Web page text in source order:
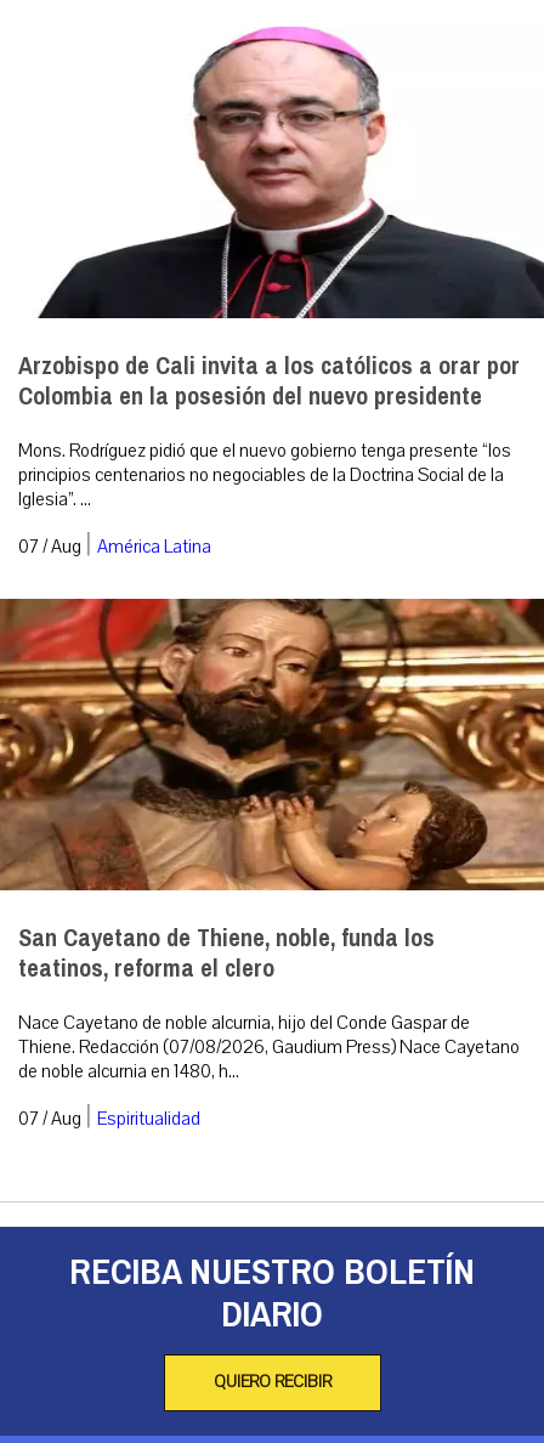
Arzobispo de Cali invita a los católicos a orar por
Colombia en la posesión del nuevo presidente
Mons. Rodríguez pidió que el nuevo gobierno tenga presente “los
principios centenarios no negociables de la Doctrina Social de la
Iglesia”. ...
07 / Aug | América Latina
San Cayetano de Thiene, noble, funda los
teatinos, reforma el clero
Nace Cayetano de noble alcurnia, hijo del Conde Gaspar de
Thiene. Redacción (07/08/2026, Gaudium Press) Nace Cayetano
de noble alcurnia en 1480, h...
07 / Aug | Espiritualidad
RECIBA NUESTRO BOLETÍN
DIARIO
QUIERO RECIBIR